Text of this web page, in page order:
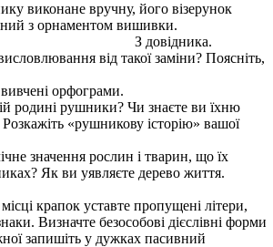
виконане вручну, його візерунок
з орнаментом вишивки.
від такої заміни? Поясніть,
орфограми.
родині рушники? Чи знаєте ви їхню
Розкажіть «рушникову історію» вашої
значення рослин і тварин, що їх
Як ви уявляєте дерево життя.
крапок уставте пропущені літери,
Визначте безособові дієслівні форми
запишіть у дужках пасивний